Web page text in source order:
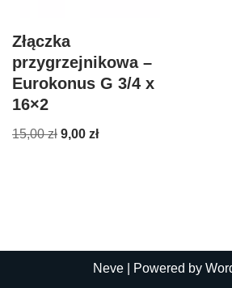
Złączka
przygrzejnikowa –
Eurokonus G 3/4 x
16×2
15,00zł 9,00 zł
Neve | Powered by